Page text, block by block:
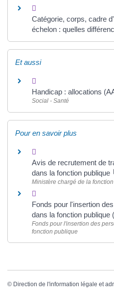
Catégorie, corps, cadre
échelon : quelles
Et aussi
Handicap : allocations
Social - Santé
Pour en savoir plus
Avis de recrutement de
dans la fonction publique
Ministère chargé de la
Fonds pour l'insertion
dans la fonction publique
Fonds pour l'insertion des
fonction publique
© Direction de l'information légale et